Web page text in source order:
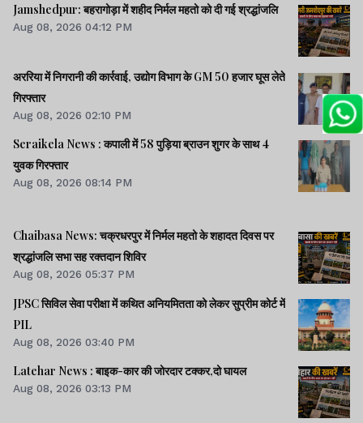
Jamshedpur: बहरागोड़ा में शहीद निर्मल महतो को दी गई श्रद्धांजलि
Aug 08, 2026 04:12 PM
अररिया में निगरानी की कार्रवाई, उद्योग विभाग के GM 50 हजार घूस लेते
गिरफ्तार
Aug 08, 2026 02:10 PM
Seraikela News : कपाली में 58 पुड़िया ब्राउन शुगर के साथ 4
युवक गिरफ्तार
Aug 08, 2026 08:14 PM
Chaibasa News: चक्रधरपुर में निर्मल महतो के शहादत दिवस पर
श्रद्धांजलि सभा सह रक्तदान शिविर
Aug 08, 2026 05:37 PM
JPSC सिविल सेवा परीक्षा में कथित अनियमितता को लेकर सुप्रीम कोर्ट में
PIL
Aug 08, 2026 03:40 PM
Latehar News : बाइक-कार की जोरदार टक्‍कर,दो घायल
Aug 08, 2026 03:13 PM